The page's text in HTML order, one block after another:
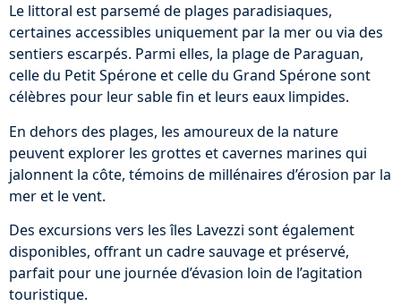
Le littoral est parsemé de plages paradisiaques,
certaines accessibles uniquement par la mer ou via des
sentiers escarpés. Parmi elles, la plage de Paraguan,
celle du Petit Spérone et celle du Grand Spérone sont
célèbres pour leur sable fin et leurs eaux limpides.
En dehors des plages, les amoureux de la nature
peuvent explorer les grottes et cavernes marines qui
jalonnent la côte, témoins de millénaires d’érosion par la
mer et le vent.
Des excursions vers les îles Lavezzi sont également
disponibles, offrant un cadre sauvage et préservé,
parfait pour une journée d’évasion loin de l’agitation
touristique.